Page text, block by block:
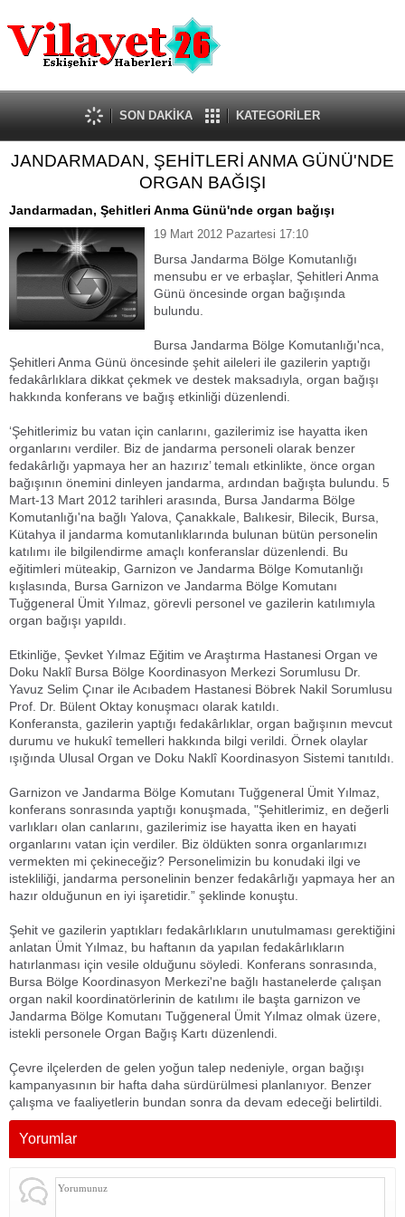
Güncel
Ekonomi
Politika
Eğitim
Spor
Kültür-Sanat
Röportaj
Tanıtım Yazısı
SON DAKİKA KATEGORİLER
JANDARMADAN, ŞEHİTLERİ ANMA GÜNÜ'NDE
ORGAN BAĞIŞI
Jandarmadan, Şehitleri Anma Günü'nde organ bağışı
19 Mart 2012 Pazartesi 17:10
Bursa Jandarma Bölge Komutanlığı
mensubu er ve erbaşlar, Şehitleri Anma
Günü öncesinde organ bağışında
bulundu.
Bursa Jandarma Bölge Komutanlığı'nca,
Şehitleri Anma Günü öncesinde şehit aileleri ile gazilerin yaptığı
fedakârlıklara dikkat çekmek ve destek maksadıyla, organ bağışı
hakkında konferans ve bağış etkinliği düzenlendi.
‘Şehitlerimiz bu vatan için canlarını, gazilerimiz ise hayatta iken
organlarını verdiler. Biz de jandarma personeli olarak benzer
fedakârlığı yapmaya her an hazırız’ temalı etkinlikte, önce organ
bağışının önemini dinleyen jandarma, ardından bağışta bulundu. 5
Mart-13 Mart 2012 tarihleri arasında, Bursa Jandarma Bölge
Komutanlığı'na bağlı Yalova, Çanakkale, Balıkesir, Bilecik, Bursa,
Kütahya il jandarma komutanlıklarında bulunan bütün personelin
katılımı ile bilgilendirme amaçlı konferanslar düzenlendi. Bu
eğitimleri müteakip, Garnizon ve Jandarma Bölge Komutanlığı
kışlasında, Bursa Garnizon ve Jandarma Bölge Komutanı
Tuğgeneral Ümit Yılmaz, görevli personel ve gazilerin katılımıyla
organ bağışı yapıldı.
Etkinliğe, Şevket Yılmaz Eğitim ve Araştırma Hastanesi Organ ve
Doku Naklî Bursa Bölge Koordinasyon Merkezi Sorumlusu Dr.
Yavuz Selim Çınar ile Acıbadem Hastanesi Böbrek Nakil Sorumlusu
Prof. Dr. Bülent Oktay konuşmacı olarak katıldı.
Konferansta, gazilerin yaptığı fedakârlıklar, organ bağışının mevcut
durumu ve hukukî temelleri hakkında bilgi verildi. Örnek olaylar
ışığında Ulusal Organ ve Doku Naklî Koordinasyon Sistemi tanıtıldı.
Garnizon ve Jandarma Bölge Komutanı Tuğgeneral Ümit Yılmaz,
konferans sonrasında yaptığı konuşmada, "Şehitlerimiz, en değerli
varlıkları olan canlarını, gazilerimiz ise hayatta iken en hayati
organlarını vatan için verdiler. Biz öldükten sonra organlarımızı
vermekten mi çekineceğiz? Personelimizin bu konudaki ilgi ve
istekliliği, jandarma personelinin benzer fedakârlığı yapmaya her an
hazır olduğunun en iyi işaretidir.” şeklinde konuştu.
Şehit ve gazilerin yaptıkları fedakârlıkların unutulmaması gerektiğini
anlatan Ümit Yılmaz, bu haftanın da yapılan fedakârlıkların
hatırlanması için vesile olduğunu söyledi. Konferans sonrasında,
Bursa Bölge Koordinasyon Merkezi'ne bağlı hastanelerde çalışan
organ nakil koordinatörlerinin de katılımı ile başta garnizon ve
Jandarma Bölge Komutanı Tuğgeneral Ümit Yılmaz olmak üzere,
istekli personele Organ Bağış Kartı düzenlendi.
Çevre ilçelerden de gelen yoğun talep nedeniyle, organ bağışı
kampanyasının bir hafta daha sürdürülmesi planlanıyor. Benzer
çalışma ve faaliyetlerin bundan sonra da devam edeceği belirtildi.
Yorumlar